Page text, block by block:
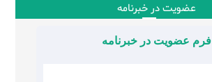
عضویت در خبرنامه
فرم عضویت در خبرنامه